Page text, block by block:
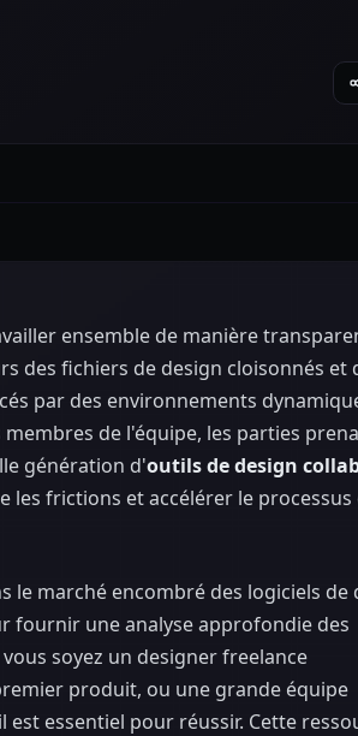
ensemble de manière
des fichiers de design cloisonnés et
par des environnements
de l'équipe, les parties
génération d'outils de design
frictions et accélérer le processus
le marché encombré des logiciels de
fournir une analyse approfondie des
soyez un designer freelance
produit, ou une grande équipe
essentiel pour réussir. Cette